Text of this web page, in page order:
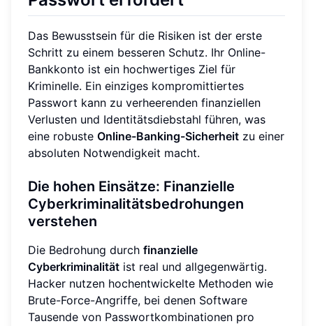
Das Bewusstsein für die Risiken ist der erste
Schritt zu einem besseren Schutz. Ihr Online-
Bankkonto ist ein hochwertiges Ziel für
Kriminelle. Ein einziges kompromittiertes
Passwort kann zu verheerenden finanziellen
Verlusten und Identitätsdiebstahl führen, was
eine robuste Online-Banking-Sicherheit zu einer
absoluten Notwendigkeit macht.
Die hohen Einsätze: Finanzielle
Cyberkriminalitätsbedrohungen
verstehen
Die Bedrohung durch finanzielle
Cyberkriminalität ist real und allgegenwärtig.
Hacker nutzen hochentwickelte Methoden wie
Brute-Force-Angriffe, bei denen Software
Tausende von Passwortkombinationen pro